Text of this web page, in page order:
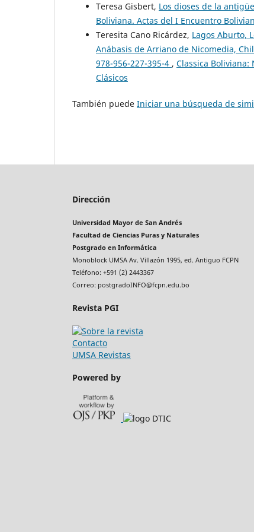
Teresa Gisbert, Los dioses de la
Boliviana. Actas del I Encuentro
Teresita Cano Ricárdez, Lagos Aburto,
Anábasis de Arriano de Nicomedia,
978-956-227-395-4 , Classica Boliviana:
Clásicos
También puede Iniciar una búsqueda de
Dirección
Universidad Mayor de San Andrés
Facultad de Ciencias Puras y Naturales
Postgrado en Informática
Monoblock UMSA Av. Villazón 1995, ed. Antiguo FCPN
Teléfono: +591 (2) 2443367
Correo: postgradoINFO@fcpn.edu.bo
Revista PGI
Contacto
UMSA Revistas
Powered by